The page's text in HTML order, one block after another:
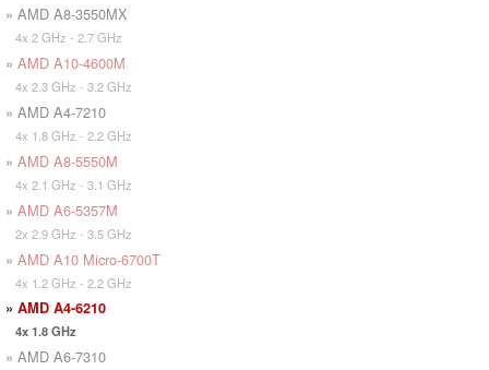
» AMD A8-3550MX
4x 2 GHz - 2.7 GHz
» AMD A10-4600M
4x 2.3 GHz - 3.2 GHz
» AMD A4-7210
4x 1.8 GHz - 2.2 GHz
» AMD A8-5550M
4x 2.1 GHz - 3.1 GHz
» AMD A6-5357M
2x 2.9 GHz - 3.5 GHz
» AMD A10 Micro-6700T
4x 1.2 GHz - 2.2 GHz
» AMD A4-6210
4x 1.8 GHz
» AMD A6-7310